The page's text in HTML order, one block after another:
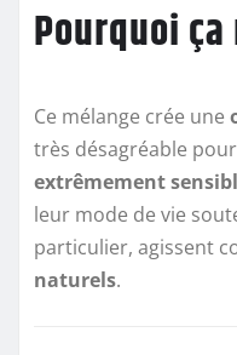
Pourquoi ça
Ce mélange crée une
très désagréable
extrêmement
leur mode de vie
particulier, agissent
naturels.